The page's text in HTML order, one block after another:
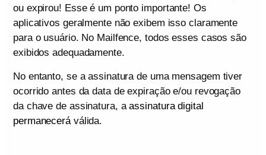
ou expirou! Esse é um ponto importante! Os
aplicativos geralmente não exibem isso claramente
para o usuário. No Mailfence, todos esses casos são
exibidos adequadamente.
No entanto, se a assinatura de uma mensagem tiver
ocorrido antes da data de expiração e/ou revogação
da chave de assinatura, aassinatura digital
permaneceráválida.